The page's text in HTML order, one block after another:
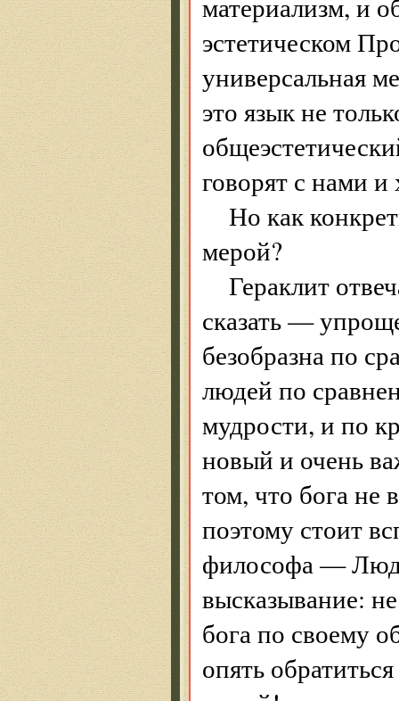
эстетическом
универсальная
это язык не
говорят с нами
Но как
мерой?
Гераклит
сказать —
безобразна по
людей по
мудрости, и по
новый и очень
том, что бога не
поэтому стоит
философа —
высказывание:
бога по своему
опять